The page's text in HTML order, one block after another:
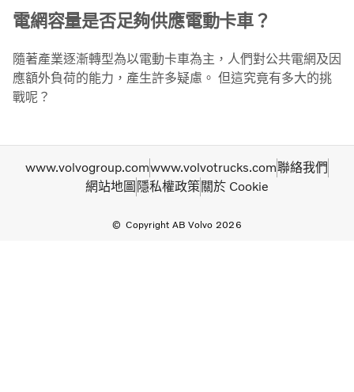
電網容量是否足夠供應電動卡車？
隨著產業逐漸轉型為以電動卡車為主，人們對公共電網及因
應額外負荷的能力，產生許多疑慮。 但這究竟有多大的挑
戰呢？
Copyright AB Volvo 2026
www.volvogroup.comwww.volvotrucks.com聯絡我們
網站地圖 隱私權政策關於 Cookie